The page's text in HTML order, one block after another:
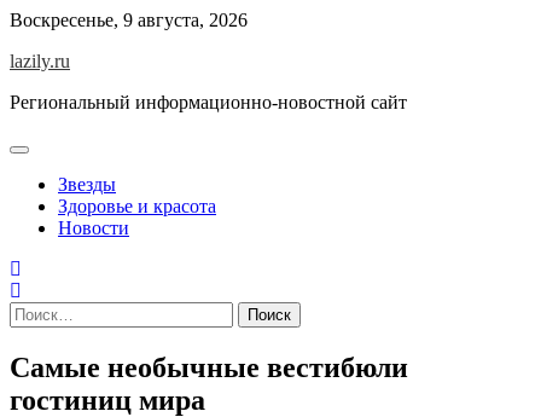
Skip
content
Воскресенье, 9 августа, 2026
lazily.ru
Региональный информационно-новостной сайт
Звезды
Здоровье и красота
Новости
Найти:
Cамые необычные вестибюли
гостиниц мира